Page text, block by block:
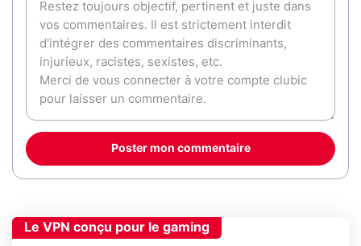
Poster mon commentaire
Le VPN conçu pour le gaming